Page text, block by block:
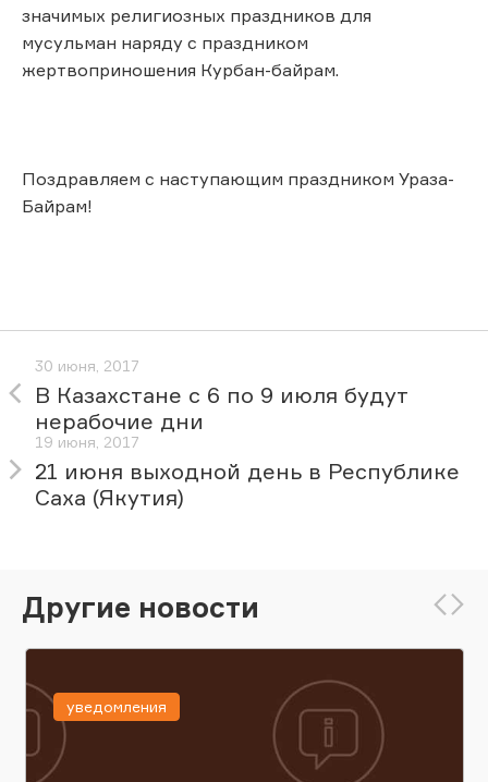
значимых религиозных праздников для
мусульман наряду с праздником
жертвоприношения Курбан-байрам.
Поздравляем с наступающим праздником Ураза-
Байрам!
30 июня, 2017
В Казахстане с 6 по 9 июля будут
нерабочие дни
19 июня, 2017
21 июня выходной день в Республике
Саха (Якутия)
Другие новости
уведомления